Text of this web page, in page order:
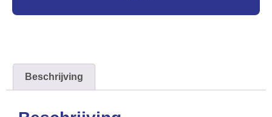
Beschrijving